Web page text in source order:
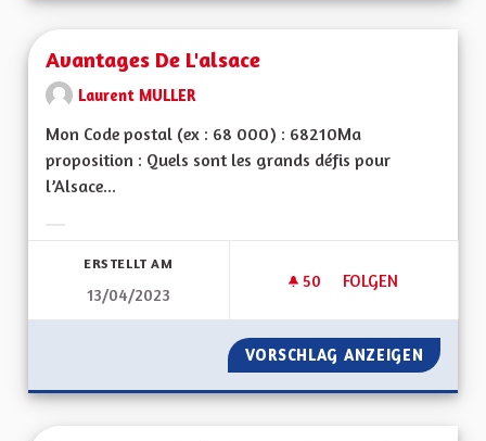
Avantages De L'alsace
Laurent MULLER
Mon Code postal (ex : 68 000) : 68210Ma
proposition : Quels sont les grands défis pour
l’Alsace...
ERSTELLT AM
13/04/2023
50 50 FOLLOWER
FOLGEN
AVANTAGES DE
VORSCHLAG ANZEIGEN